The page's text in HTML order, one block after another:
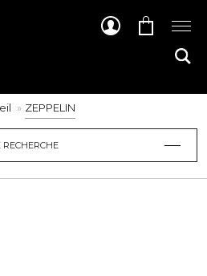
ZEPPELIN
RECHERCHE